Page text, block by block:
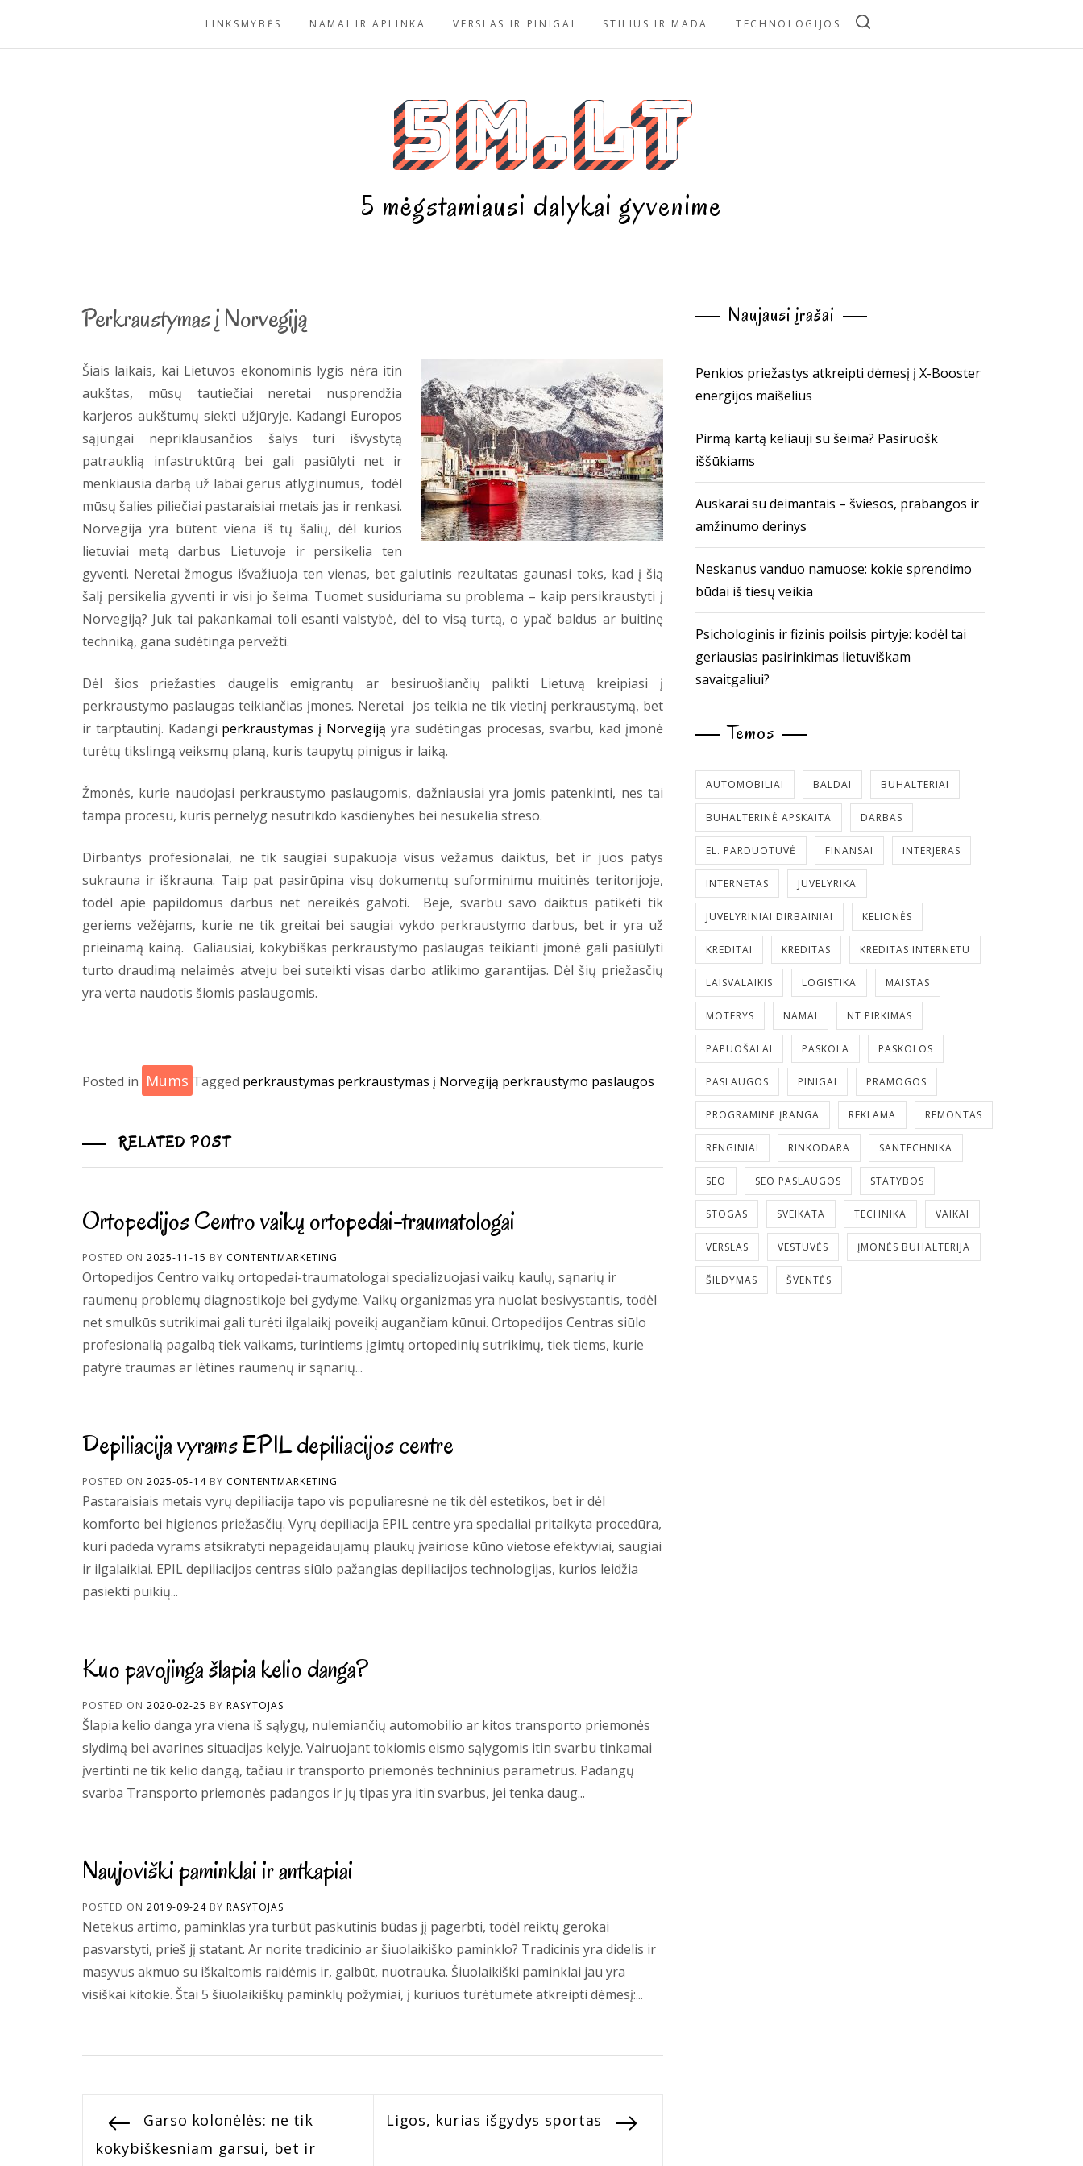
LINKSMYBĖS NAMAI IR APLINKA VERSLAS IR PINIGAI STILIUS IR MADA TECHNOLOGIJOS
5m.lt
5 mėgstamiausi dalykai gyvenime
Perkraustymas į Norvegiją
Šiais laikais, kai Lietuvos ekonominis lygis nėra itin
aukštas, mūsų tautiečiai neretai nusprendžia
karjeros aukštumų siekti užjūryje. Kadangi Europos
sąjungai nepriklausančios šalys turi išvystytą
patrauklią infastruktūrą bei gali pasiūlyti net ir
menkiausia darbą už labai gerus atlyginumus, todėl
mūsų šalies piliečiai pastaraisiai metais jas ir renkasi.
Norvegija yra būtent viena iš tų šalių, dėl kurios
lietuviai metą darbus Lietuvoje ir persikelia ten
gyventi. Neretai žmogus išvažiuoja ten vienas, bet galutinis rezultatas gaunasi toks, kad į šią
šalį persikelia gyventi ir visi jo šeima. Tuomet susiduriama su problema – kaip persikraustyti į
Norvegiją? Juk tai pakankamai toli esanti valstybė, dėl to visą turtą, o ypač baldus ar buitinę
techniką, gana sudėtinga pervežti.
Dėl šios priežasties daugelis emigrantų ar besiruošiančių palikti Lietuvą kreipiasi į
perkraustymo paslaugas teikiančias įmones. Neretai jos teikia ne tik vietinį perkraustymą, bet
ir tarptautinį. Kadangi perkraustymas į Norvegiją yra sudėtingas procesas, svarbu, kad įmonė
turėtų tikslingą veiksmų planą, kuris taupytų pinigus ir laiką.
Žmonės, kurie naudojasi perkraustymo paslaugomis, dažniausiai yra jomis patenkinti, nes tai
tampa procesu, kuris pernelyg nesutrikdo kasdienybes bei nesukelia streso.
Dirbantys profesionalai, ne tik saugiai supakuoja visus vežamus daiktus, bet ir juos patys
sukrauna ir iškrauna. Taip pat pasirūpina visų dokumentų suforminimu muitinės teritorijoje,
todėl apie papildomus darbus net nereikės galvoti. Beje, svarbu savo daiktus patikėti tik
geriems vežėjams, kurie ne tik greitai bei saugiai vykdo perkraustymo darbus, bet ir yra už
prieinamą kainą. Galiausiai, kokybiškas perkraustymo paslaugas teikianti įmonė gali pasiūlyti
turto draudimą nelaimės atveju bei suteikti visas darbo atlikimo garantijas. Dėl šių priežasčių
yra verta naudotis šiomis paslaugomis.
Posted in Mums Tagged perkraustymas perkraustymas į Norvegiją perkraustymo paslaugos
RELATED POST
Ortopedijos Centro vaikų ortopedai-traumatologai
POSTED ON 2025-11-15 BY CONTENTMARKETING
Ortopedijos Centro vaikų ortopedai-traumatologai specializuojasi vaikų kaulų, sąnarių ir
raumenų problemų diagnostikoje bei gydyme. Vaikų organizmas yra nuolat besivystantis, todėl
net smulkūs sutrikimai gali turėti ilgalaikį poveikį augančiam kūnui. Ortopedijos Centras siūlo
profesionalią pagalbą tiek vaikams, turintiems įgimtų ortopedinių sutrikimų, tiek tiems, kurie
patyrė traumas ar lėtines raumenų ir sąnarių...
Depiliacija vyrams EPIL depiliacijos centre
POSTED ON 2025-05-14 BY CONTENTMARKETING
Pastaraisiais metais vyrų depiliacija tapo vis populiaresnė ne tik dėl estetikos, bet ir dėl
komforto bei higienos priežasčių. Vyrų depiliacija EPIL centre yra specialiai pritaikyta procedūra,
kuri padeda vyrams atsikratyti nepageidaujamų plaukų įvairiose kūno vietose efektyviai, saugiai
ir ilgalaikiai. EPIL depiliacijos centras siūlo pažangias depiliacijos technologijas, kurios leidžia
pasiekti puikių...
Kuo pavojinga šlapia kelio danga?
POSTED ON 2020-02-25 BY RASYTOJAS
Šlapia kelio danga yra viena iš sąlygų, nulemiančių automobilio ar kitos transporto priemonės
slydimą bei avarines situacijas kelyje. Vairuojant tokiomis eismo sąlygomis itin svarbu tinkamai
įvertinti ne tik kelio dangą, tačiau ir transporto priemonės techninius parametrus. Padangų
svarba Transporto priemonės padangos ir jų tipas yra itin svarbus, jei tenka daug...
Naujoviški paminklai ir antkapiai
POSTED ON 2019-09-24 BY RASYTOJAS
Netekus artimo, paminklas yra turbūt paskutinis būdas jį pagerbti, todėl reiktų gerokai
pasvarstyti, prieš jį statant. Ar norite tradicinio ar šiuolaikiško paminklo? Tradicinis yra didelis ir
masyvus akmuo su iškaltomis raidėmis ir, galbūt, nuotrauka. Šiuolaikiški paminklai jau yra
visiškai kitokie. Štai 5 šiuolaikiškų paminklų požymiai, į kuriuos turėtumėte atkreipti dėmesį:...
Navigacija
tarp
Previous
post:
Garso kolonėlės: ne tik
kokybiškesniam garsui, bet ir
Next
Ligos, kurias išgydys sportas
Naujausi įrašai
Penkios priežastys atkreipti dėmesį į X-Booster
energijos maišelius
Pirmą kartą keliauji su šeima? Pasiruošk
iššūkiams
Auskarai su deimantais – šviesos, prabangos ir
amžinumo derinys
Neskanus vanduo namuose: kokie sprendimo
būdai iš tiesų veikia
Psichologinis ir fizinis poilsis pirtyje: kodėl tai
geriausias pasirinkimas lietuviškam
savaitgaliui?
Temos
AUTOMOBILIAI BALDAI BUHALTERIAI
BUHALTERINĖ APSKAITA DARBAS
EL. PARDUOTUVĖ FINANSAI INTERJERAS
INTERNETAS JUVELYRIKA
JUVELYRINIAI DIRBAINIAI KELIONĖS
KREDITAI KREDITAS KREDITAS INTERNETU
LAISVALAIKIS LOGISTIKA MAISTAS
MOTERYS NAMAI NT PIRKIMAS
PAPUOŠALAI PASKOLA PASKOLOS
PASLAUGOS PINIGAI PRAMOGOS
PROGRAMINĖ ĮRANGA REKLAMA REMONTAS
RENGINIAI RINKODARA SANTECHNIKA
SEO SEO PASLAUGOS STATYBOS
STOGAS SVEIKATA TECHNIKA VAIKAI
VERSLAS VESTUVĖS ĮMONĖS BUHALTERIJA
ŠILDYMAS ŠVENTĖS